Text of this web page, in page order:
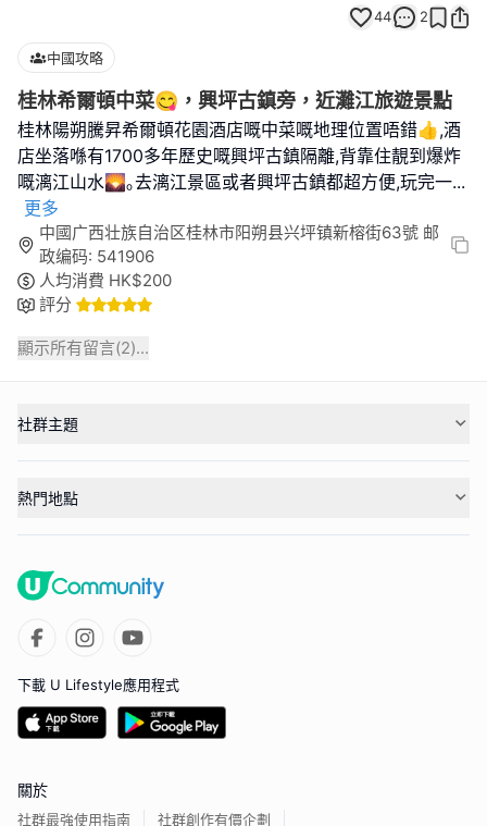
44 2
中國攻略
桂林希爾頓中菜😋，興坪古鎮旁，近灘江旅遊景點
桂林陽朔騰昇希爾頓花園酒店嘅中菜嘅地理位置唔錯👍,酒
店坐落喺有1700多年歷史嘅興坪古鎮隔離,背靠住靚到爆炸
嘅漓江山水🌄｡去漓江景區或者興坪古鎮都超方便,玩完一...
更多
中國广西壮族自治区桂林市阳朔县兴坪镇新榕街63號 邮
政编码: 541906
人均消費 HK$200
評分
顯示所有留言(2)...
社群主題
熱門地點
下載 U Lifestyle應用程式
關於
社群最強使用指南 社群創作有價企劃